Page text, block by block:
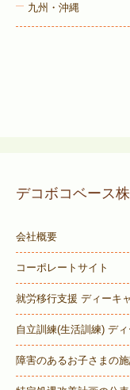
九州・沖縄
デコボコベース
会社概要
コーポレートサイト
就労移行支援 ディーキ
自立訓練(生活訓練) デ
障害のあるお子さまの